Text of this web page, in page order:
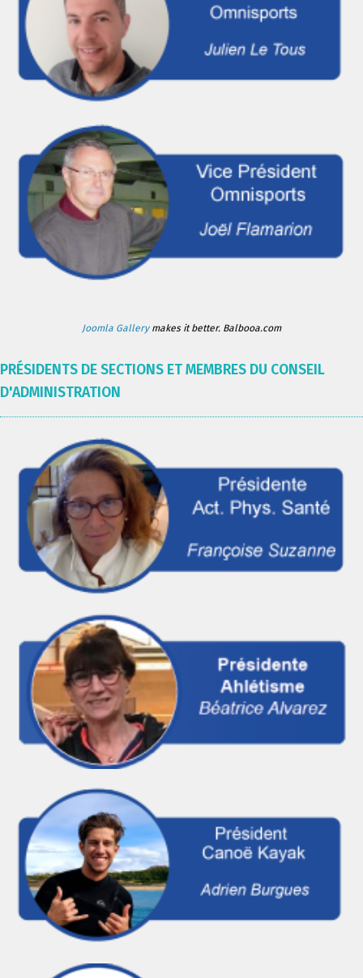
Joomla Gallerymakes it better. Balbooa.com
PRÉSIDENTS DE SECTIONS ET MEMBRES DU CONSEIL
D'ADMINISTRATION